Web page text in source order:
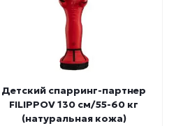
Детский спарринг-партнер
FILIPPOV 130 см/55-60 кг
(натуральная кожа)